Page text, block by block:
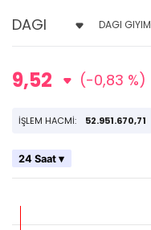
DAGI GIYIM
9,52 (-0,83 %)
İŞLEM HACMİ: 52.951.670,71
24 Saat ▾